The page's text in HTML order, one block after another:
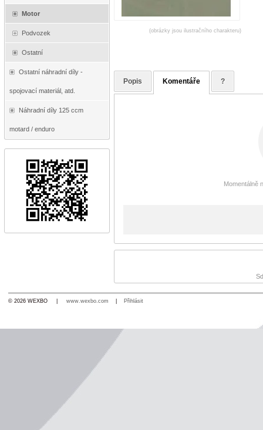
Motor
Podvozek
Ostatní
Ostatní náhradní díly -
spojovací materiál, atd.
Náhradní díly 125 ccm
motard / enduro
(obrázky jsou ilustračního charakteru)
Popis Komentáře ?
Momentálně
© 2026 WEXBO | www.wexbo.com Přihlásit